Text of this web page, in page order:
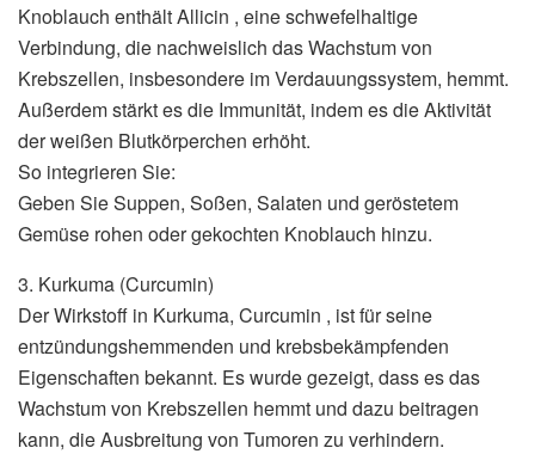
Knoblauch enthält Allicin , eine schwefelhaltige
Verbindung, die nachweislich das Wachstum von
Krebszellen, insbesondere im Verdauungssystem, hemmt.
Außerdem stärkt es die Immunität, indem es die Aktivität
der weißen Blutkörperchen erhöht.
So integrieren Sie:
Geben Sie Suppen, Soßen, Salaten und geröstetem
Gemüse rohen oder gekochten Knoblauch hinzu.
3. Kurkuma (Curcumin)
Der Wirkstoff in Kurkuma, Curcumin , ist für seine
entzündungshemmenden und krebsbekämpfenden
Eigenschaften bekannt. Es wurde gezeigt, dass es das
Wachstum von Krebszellen hemmt und dazu beitragen
kann, die Ausbreitung von Tumoren zu verhindern.